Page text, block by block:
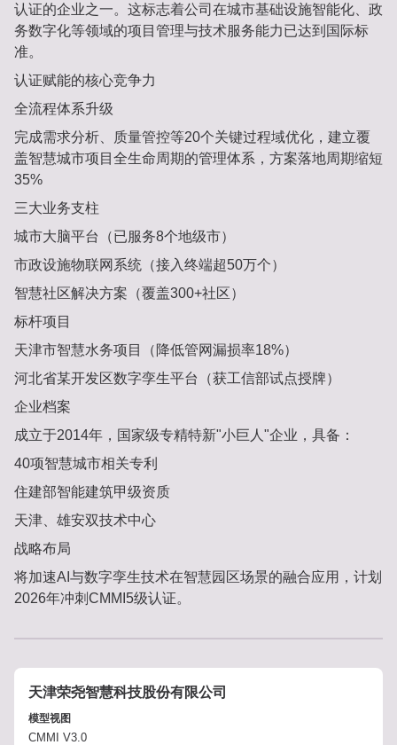
认证的企业之一。这标志着公司在城市基础设施智能化、政
务数字化等领域的项目管理与技术服务能力已达到国际标
准。
认证赋能的核心竞争力
全流程体系升级
完成需求分析、质量管控等20个关键过程域优化，建立覆
盖智慧城市项目全生命周期的管理体系，方案落地周期缩短
35%
三大业务支柱
城市大脑平台（已服务8个地级市）
市政设施物联网系统（接入终端超50万个）
智慧社区解决方案（覆盖300+社区）
标杆项目
天津市智慧水务项目（降低管网漏损率18%）
河北省某开发区数字孪生平台（获工信部试点授牌）
企业档案
成立于2014年，国家级专精特新"小巨人"企业，具备：
40项智慧城市相关专利
住建部智能建筑甲级资质
天津、雄安双技术中心
战略布局
将加速AI与数字孪生技术在智慧园区场景的融合应用，计划
2026年冲刺CMMI5级认证。
天津荣尧智慧科技股份有限公司
模型视图
CMMI V3.0